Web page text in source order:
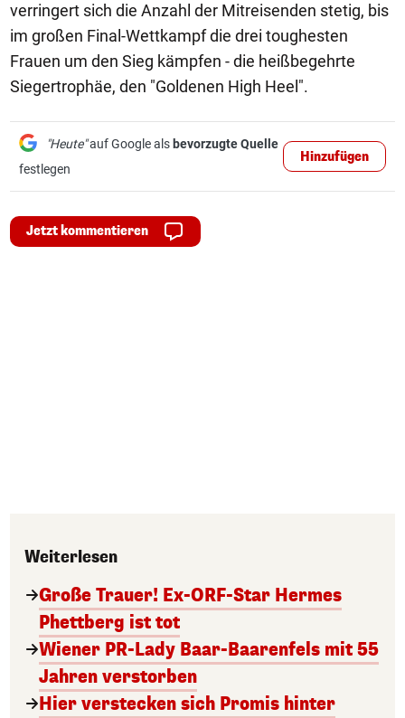
verringert sich die Anzahl der Mitreisenden stetig, bis
im großen Final-Wettkampf die drei toughesten
Frauen um den Sieg kämpfen - die heißbegehrte
Siegertrophäe, den "Goldenen High Heel".
"Heute"auf Google als bevorzugte Quelle
festlegen
Hinzufügen
Jetzt kommentieren
Weiterlesen
Große Trauer! Ex-ORF-Star Hermes
Phettberg ist tot
Wiener PR-Lady Baar-Baarenfels mit 55
Jahren verstorben
Hier verstecken sich Promis hinter